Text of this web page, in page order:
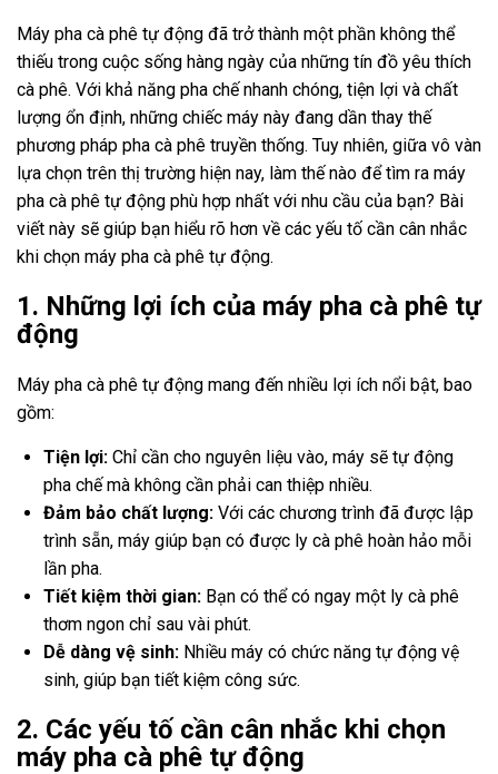
Máy pha cà phê tự động đã trở thành một phần không thể
thiếu trong cuộc sống hàng ngày của những tín đồ yêu thích
cà phê. Với khả năng pha chế nhanh chóng, tiện lợi và chất
lượng ổn định, những chiếc máy này đang dần thay thế
phương pháp pha cà phê truyền thống. Tuy nhiên, giữa vô vàn
lựa chọn trên thị trường hiện nay, làm thế nào để tìm ra máy
pha cà phê tự động phù hợp nhất với nhu cầu của bạn? Bài
viết này sẽ giúp bạn hiểu rõ hơn về các yếu tố cần cân nhắc
khi chọn máy pha cà phê tự động.
1. Những lợi ích của máy pha cà phê tự
động
Máy pha cà phê tự động mang đến nhiều lợi ích nổi bật, bao
gồm:
Tiện lợi: Chỉ cần cho nguyên liệu vào, máy sẽ tự động
pha chế mà không cần phải can thiệp nhiều.
Đảm bảo chất lượng: Với các chương trình đã được lập
trình sẵn, máy giúp bạn có được ly cà phê hoàn hảo mỗi
lần pha.
Tiết kiệm thời gian: Bạn có thể có ngay một ly cà phê
thơm ngon chỉ sau vài phút.
Dễ dàng vệ sinh: Nhiều máy có chức năng tự động vệ
sinh, giúp bạn tiết kiệm công sức.
2. Các yếu tố cần cân nhắc khi chọn
máy pha cà phê tự động